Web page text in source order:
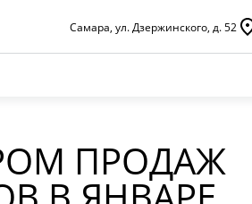
Самара, ул. Дзержинского, д. 52
ПРОДАЖ